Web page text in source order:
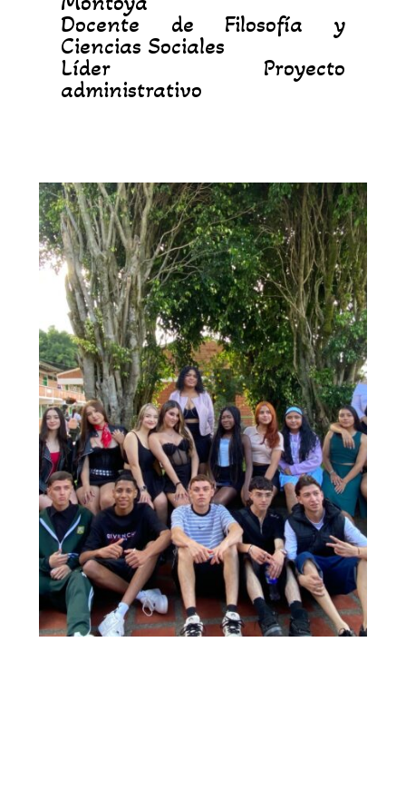
Docente de Filosofía y
Ciencias Sociales
Líder Proyecto
administrativo